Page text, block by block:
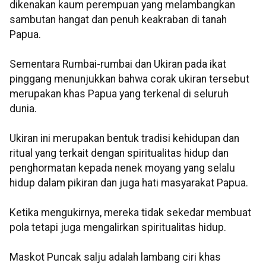
dikenakan kaum perempuan yang melambangkan
sambutan hangat dan penuh keakraban di tanah
Papua.
Sementara Rumbai-rumbai dan Ukiran pada ikat
pinggang menunjukkan bahwa corak ukiran tersebut
merupakan khas Papua yang terkenal di seluruh
dunia.
Ukiran ini merupakan bentuk tradisi kehidupan dan
ritual yang terkait dengan spiritualitas hidup dan
penghormatan kepada nenek moyang yang selalu
hidup dalam pikiran dan juga hati masyarakat Papua.
Ketika mengukirnya, mereka tidak sekedar membuat
pola tetapi juga mengalirkan spiritualitas hidup.
Maskot Puncak salju adalah lambang ciri khas